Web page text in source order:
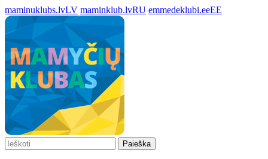
maminuklubs.lvLV maminklub.lvRU emmedeklubi.eeEE
Paieška